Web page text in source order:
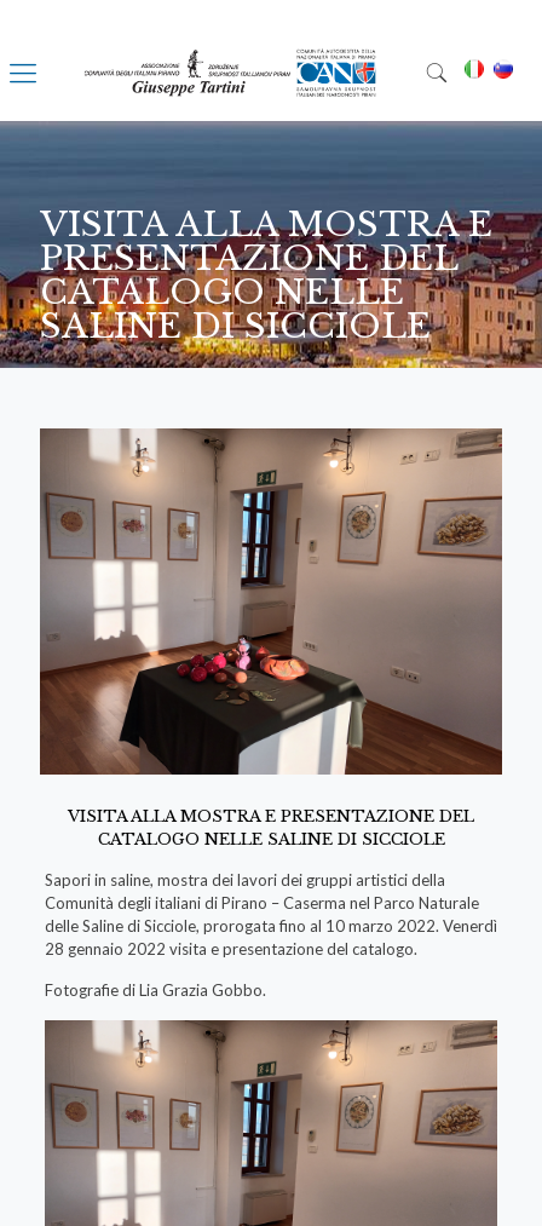
VISITA ALLA MOSTRA E
PRESENTAZIONE DEL
CATALOGO NELLE
SALINE DI SICCIOLE
VISITA ALLA MOSTRA E PRESENTAZIONE DEL
CATALOGO NELLE SALINE DI SICCIOLE
Sapori in saline, mostra dei lavori dei gruppi artistici della
Comunità degli italiani di Pirano – Caserma nel Parco Naturale
delle Saline di Sicciole, prorogata fino al 10 marzo 2022. Venerdì
28 gennaio 2022 visita e presentazione del catalogo.
Fotografie di Lia Grazia Gobbo.